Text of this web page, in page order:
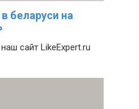
беларуси на
сайт LikeExpert.ru